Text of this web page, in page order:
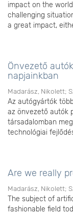
impact on the
challenging
a great impact,
Önvezető
napjainkban
Madarász, Nikolett;
Az autógyártók
az önvezető autók
társadalomban
technológiai
Are we really
Madarász, Nikolett;
The subject of
fashionable field